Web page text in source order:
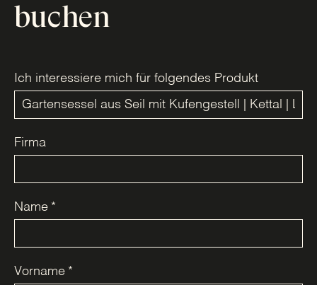
buchen
Ich interessiere mich für folgendes Produkt
Firma
Name *
Vorname *